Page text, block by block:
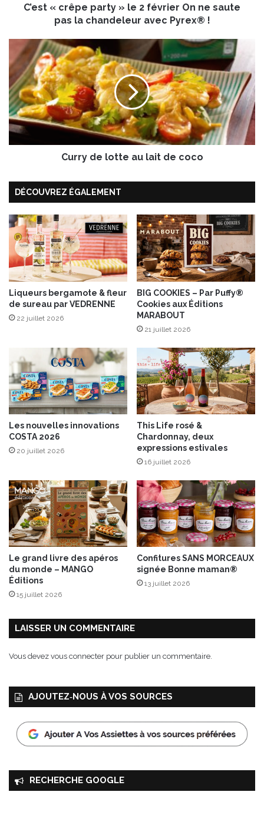
r
t
y
»
l
e
é
r
i
e
O
n
n
e
s
a
p
a
s
l
a
c
h
a
e
l
e
u
r
v
e
c
e
C’est « crêpe party » le 2 février On ne saute
pas la chandeleur avec Pyrex® !
r
y
d
e
l
o
e
l
a
t
d
e
c
o
c
Curry de lotte au lait de coco
DÉCOUVREZ ÉGALEMENT
Liqueurs bergamote & fleur
de sureau par VEDRENNE
22 juillet 2026
BIG COOKIES – Par Puffy®
Cookies aux Éditions
MARABOUT
21 juillet 2026
Les nouvelles innovations
COSTA 2026
20 juillet 2026
This Life rosé &
Chardonnay, deux
expressions estivales
16 juillet 2026
Le grand livre des apéros
du monde – MANGO
Éditions
15 juillet 2026
Confitures SANS MORCEAUX
signée Bonne maman®
13 juillet 2026
LAISSER UN COMMENTAIRE
Vous devez vous connecter pour publier un commentaire.
AJOUTEZ‑NOUS À VOS SOURCES
RECHERCHE GOOGLE